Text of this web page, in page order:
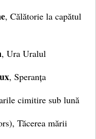
, Călătorie la capătul
, Ura Uralul
, Speranța
cimitire sub lună
Tăcerea mării